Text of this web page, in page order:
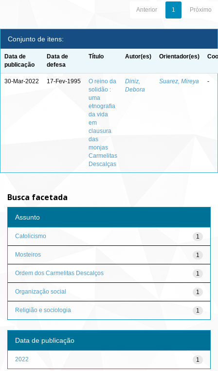
Anterior 1 Próximo
Conjunto de itens:
Data de
publicação
Data de
defesa
Título Autor(es) Orientador(es)
30-Mar-2022 17-Fev-1995
O reino da
solidão :
uma
etnografia
da vida
em
clausura
das
monjas
Carmelitas
Descalças
Diniz,
Debora
Suarez, Mireya -
Busca facetada
Assunto
1
Catolicismo
1
Mosteiros
1
Ordem dos Carmelitas Descalços
1
Organização social
1
Religião e sociologia
Data de publicação
1
2022